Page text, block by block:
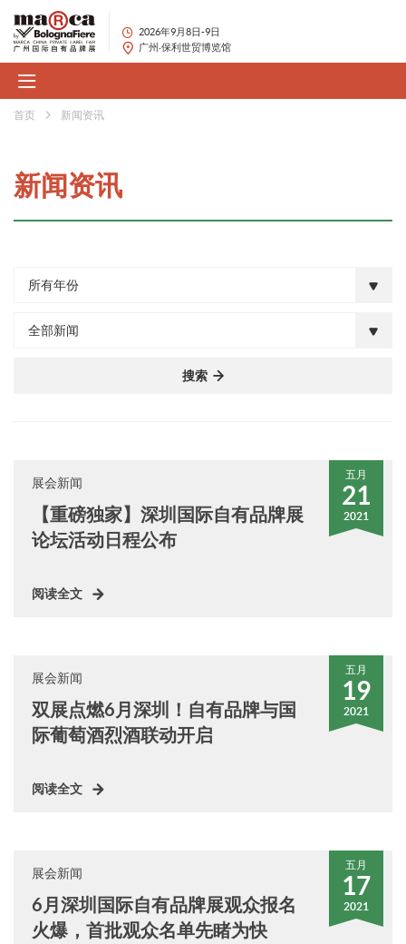
2026年9月8日-9日
广州·保利世贸博览馆
首页 新闻资讯
新闻资讯
所有年份
全部新闻
搜索
五月
21
2021
展会新闻
【重磅独家】深圳国际自有品牌展
论坛活动日程公布
阅读全文
五月
19
2021
展会新闻
双展点燃6月深圳！自有品牌与国
际葡萄酒烈酒联动开启
阅读全文
五月
17
2021
展会新闻
6月深圳国际自有品牌展观众报名
火爆，首批观众名单先睹为快